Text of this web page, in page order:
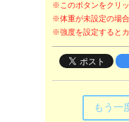
※このボタンをクリ
※体重が未設定の場
※強度を設定すると
もう一